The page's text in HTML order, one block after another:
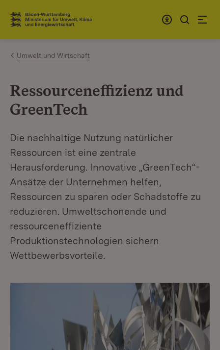
Zum Inhalt springen
Link zur Startseite
Umwelt und Wirtschaft
Ressourceneffizienz und
GreenTech
Die nachhaltige Nutzung natürlicher
Ressourcen ist eine zentrale
Herausforderung. Innovative „GreenTech“-
Ansätze der Unternehmen helfen,
Ressourcen zu sparen oder Schadstoffe zu
reduzieren. Umweltschonende und
ressourceneffiziente
Produktionstechnologien sichern
Wettbewerbsvorteile.